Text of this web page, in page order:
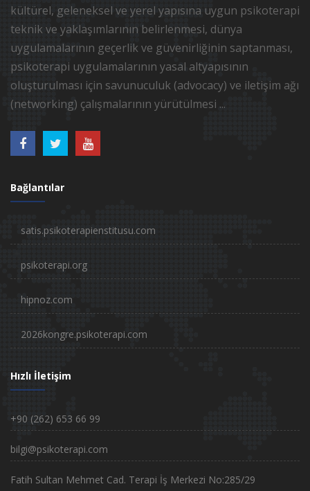
kültürel, geleneksel ve yerel yapısına uygun psikoterapi
teknik ve yaklaşımlarının belirlenmesi, dünya
uygulamalarının geçerlik ve güvenirliğinin saptanması,
psikoterapi uygulamalarının yasal altyapısının
oluşturulması için savunuculuk (advocacy) ve iletişim ağı
(networking) çalışmalarının yürütülmesi ...
Bağlantılar
satis.psikoterapienstitusu.com
psikoterapi.org
hipnoz.com
2026kongre.psikoterapi.com
Hızlı İletişim
+90 (262) 653 66 99
bilgi@psikoterapi.com
Fatih Sultan Mehmet Cad. Terapi İş Merkezi No:285/29